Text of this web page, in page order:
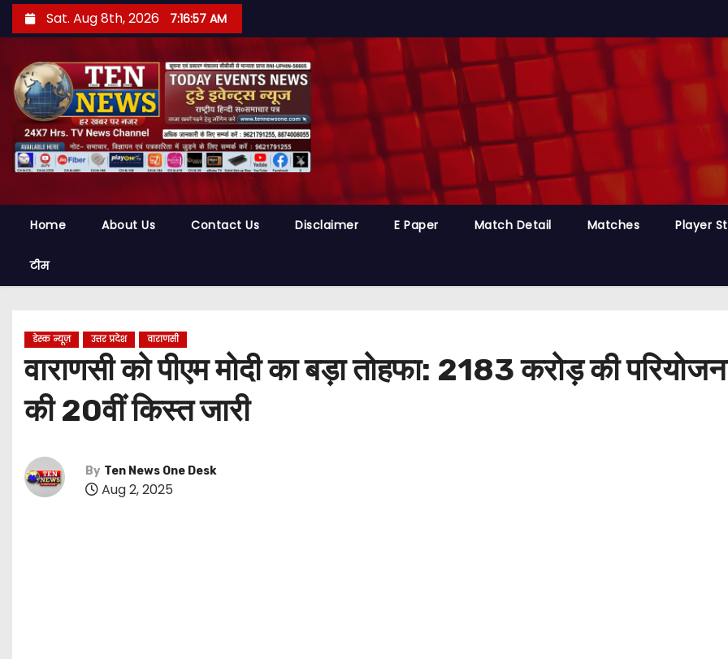
k
t
Sat. Aug 8th, 2026 7:16:58 AM
Home About Us Contact Us Disclaimer E Paper Match Detail Matches Player
टीम
डेस्क न्यूज़ उत्तर प्रदेश वाराणसी
वाराणसी को पीएम मोदी का बड़ा तोहफा: 2183 करोड़ की
की 20वीं किस्त जारी
By Ten News One Desk
Aug 2, 2025